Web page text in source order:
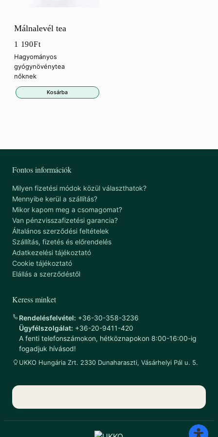
Málnalevél tea
1 190Ft
Hagyományos
gyógynövénytea
nőknek
Kosárba
Fontos információk
Milyen fizetési módok közül választhatok?
Mennyibe kerül a szállítás?
Mikor kapom meg a csomagomat?
Van pénzvisszafizetési garancia?
Általános szerződési feltételek
Szállítás, fizetés és előrendelés
Adatkezelési tájékoztató
Cookie tájékoztató
Elállás a szerződéstől
Keress minket
Rendelésfelvétel: +36-30-358-3236
Ügyfélszolgálat: +36-20-9411-420
A fenti telefonszámokon, hétköznapokon 8:00-16:00-ig
fogadjuk hívásod!
UKKO Hungária Zrt. 2330 Dunaharaszti, Vásárhelyi Pál u. 5.